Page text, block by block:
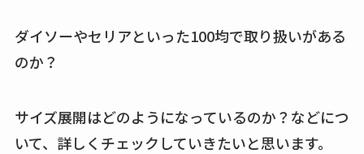
通販調査
こ？楽天・amazonで
買える？値段や手荒
ダイソーやセリアといった100均で取り扱いがある
のか？
サイズ展開はどのようになっているのか？などにつ
いて、詳しくチェックしていきたいと思います。